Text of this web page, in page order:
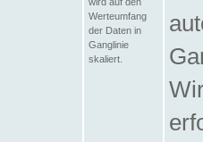
Werteumfang
der Daten in
Ganglinie
skaliert.